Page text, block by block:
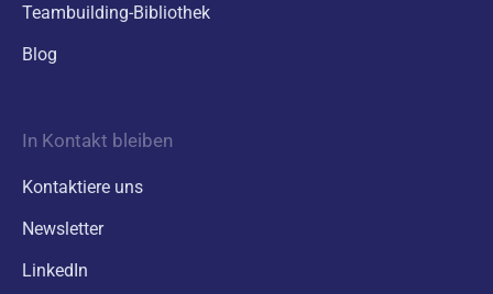
Teambuilding-Bibliothek
Blog
In Kontakt bleiben
Kontaktiere uns
Newsletter
LinkedIn